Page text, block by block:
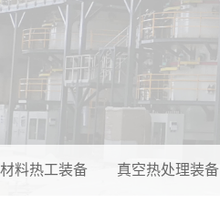
料热工装备 真空热处理装备